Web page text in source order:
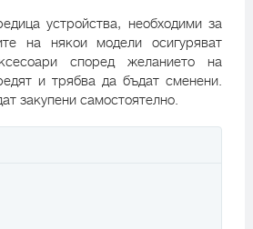
устройства, необходими за
на някои модели осигуряват
според желанието на
и трябва да бъдат сменени.
закупени самостоятелно.